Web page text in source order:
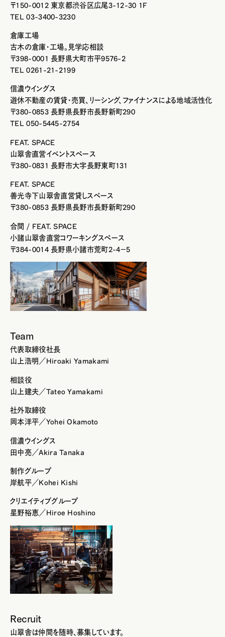
〒150-0012 東京都渋谷区広尾3-12-30 1F
TEL 03-3400-3230
倉庫工場
古木の倉庫・工場。見学応相談
〒398-0001 長野県大町市平9576-2
TEL 0261-21-2199
信濃ウイングス
遊休不動産の賃貸・売買、リーシング、ファイナンスによる地域活性化
〒380-0853 長野県長野市長野新町290
TEL 050-5445-2754
FEAT. SPACE
山翠舎直営イベントスペース
〒380-0831 長野市大字長野東町131
FEAT. SPACE
善光寺下山翠舎直営貸しスペース
〒380-0853 長野県長野市長野新町290
合間 / FEAT. SPACE
小諸山翠舎直営コワーキングスペース
〒384-0014 長野県小諸市荒町2-4−5
Team
代表取締役社長
山上浩明／Hiroaki Yamakami
相談役
山上建夫／Tateo Yamakami
社外取締役
岡本洋平／Yohei Okamoto
信濃ウイングス
田中亮／Akira Tanaka
制作グループ
岸航平／Kohei Kishi
クリエイティブグループ
星野裕恵／Hiroe Hoshino
Recruit
山翠舎は仲間を随時、募集しています。